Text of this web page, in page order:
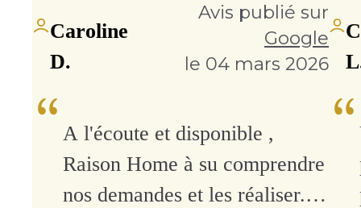
Caroline
D.
Avis publié sur
Google
le 04 mars 2026
A l'écoute et disponible ,
Raison Home à su comprendre
nos demandes et les réaliser.